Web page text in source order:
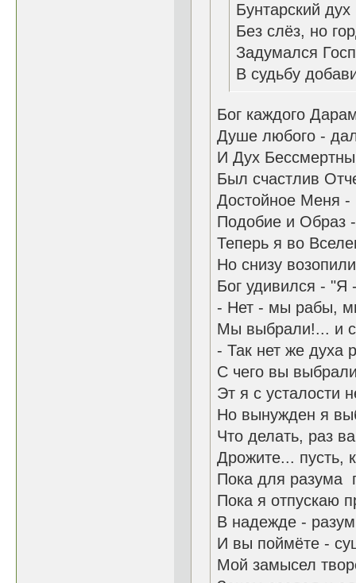
Бунтарский
Без слёз, но
Задумался
В судьбу
Бог каждого
Душе любого -
И Дух
Был счастлив
Достойное Меня -
Подобие и Образ
Теперь я во
Но снизу
Бог удивился -
- Нет - мы рабы,
Мы выбрали!... и
- Так нет же духа
С чего вы
Эт я с усталости
Но вынужден я
Что делать, раз
Дрожите... пусть,
Пока для разума
Пока я отпускаю
В надежде -
И вы поймёте -
Мой замысел